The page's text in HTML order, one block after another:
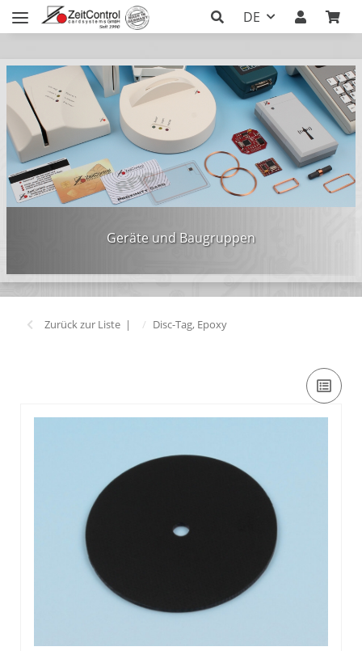
DE
Geräte und Baugruppen
Zurück zur Liste Disc-Tag, Epoxy